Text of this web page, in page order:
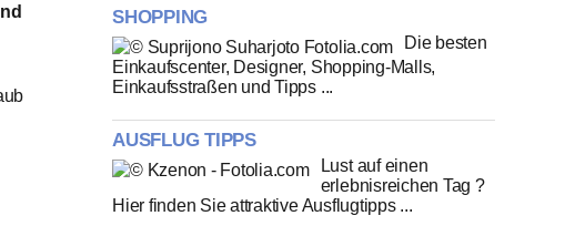
SHOPPING
Die besten
Einkaufscenter, Designer, Shopping-Malls,
Einkaufsstraßen und Tipps ...
AUSFLUG TIPPS
Lust auf einen
erlebnisreichen Tag ?
Hier finden Sie attraktive Ausflugtipps ...